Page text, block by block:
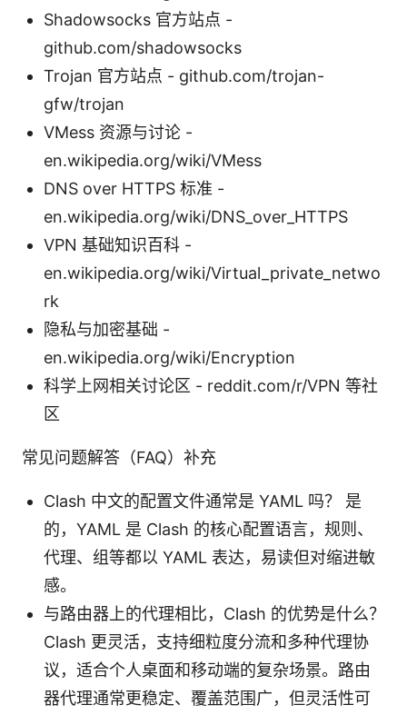
Shadowsocks 官方站点 -
github.com/shadowsocks
Trojan 官方站点 - github.com/trojan-
gfw/trojan
VMess 资源与讨论 -
en.wikipedia.org/wiki/VMess
DNS over HTTPS 标准 -
en.wikipedia.org/wiki/DNS_over_HTTPS
VPN 基础知识百科 -
en.wikipedia.org/wiki/Virtual_private_netwo
rk
隐私与加密基础 -
en.wikipedia.org/wiki/Encryption
科学上网相关讨论区 - reddit.com/r/VPN 等社
区
常见问题解答（FAQ）补充
Clash 中文的配置文件通常是 YAML 吗？ 是
的，YAML 是 Clash 的核心配置语言，规则、
代理、组等都以 YAML 表达，易读但对缩进敏
感。
与路由器上的代理相比，Clash 的优势是什么？
Clash 更灵活，支持细粒度分流和多种代理协
议，适合个人桌面和移动端的复杂场景。路由
器代理通常更稳定、覆盖范围广，但灵活性可